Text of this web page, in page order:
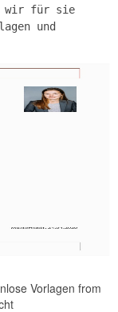
wir für sie
und
Vorlagen from